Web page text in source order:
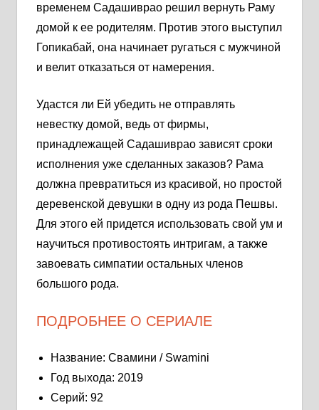
временем Садашиврао решил вернуть Раму
домой к ее родителям. Против этого выступил
Гопикабай, она начинает ругаться с мужчиной
и велит отказаться от намерения.
Удастся ли Ей убедить не отправлять
невестку домой, ведь от фирмы,
принадлежащей Садашиврао зависят сроки
исполнения уже сделанных заказов? Рама
должна превратиться из красивой, но простой
деревенской девушки в одну из рода Пешвы.
Для этого ей придется использовать свой ум и
научиться противостоять интригам, а также
завоевать симпатии остальных членов
большого рода.
ПОДРОБНЕЕ О СЕРИАЛЕ
Название: Свамини / Swamini
Год выхода: 2019
Серий: 92